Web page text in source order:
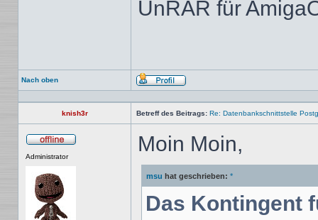
UnRAR für
Nach oben
Profil
knish3r Betreff des Beitrags: Re: Datenbankschnittstelle
Administrator
Moin Moin,
msu hat geschrieben: *
Das Kontingent